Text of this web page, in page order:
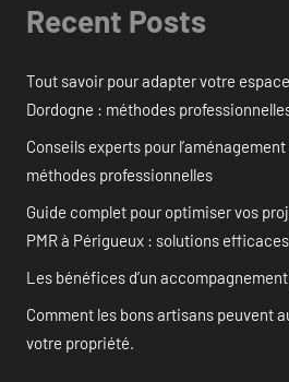
Recent Posts
Tout savoir pour adapter votre
Dordogne : méthodes
Conseils experts pour
méthodes professionnelles
Guide complet pour optimiser vos
PMR à Périgueux : solutions efficaces
Les bénéfices d’un
Comment les bons artisans peuvent
votre propriété.